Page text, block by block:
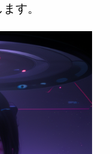
す。